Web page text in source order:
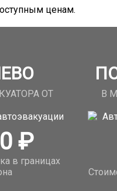
ценам.
ОТ
₽
в границах
В